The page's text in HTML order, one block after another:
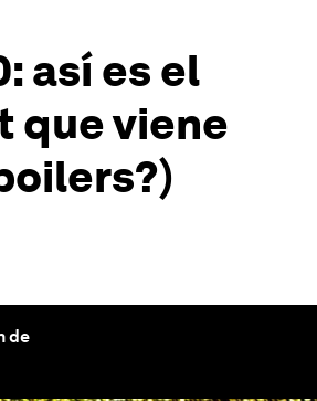
así es el
que viene
de